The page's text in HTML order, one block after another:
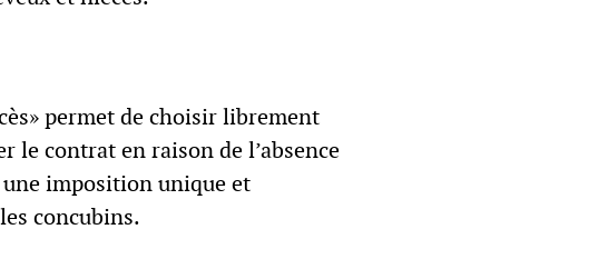
permet de choisir librement
le contrat en raison de l’absence
une imposition unique et
concubins.